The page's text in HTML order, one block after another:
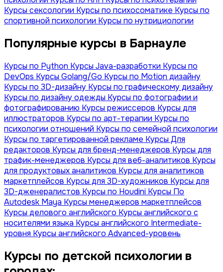
Курсы сексологии Курсы по психосоматике Курсы по
спортивной психологии Курсы по нутрициологии
Популярные курсы в Барнауле
Курсы по Python Курсы Java-разработки Курсы по
DevOps Курсы Golang/Go Курсы по Motion дизайну
Курсы по 3D-дизайну Курсы по графическому дизайну
Курсы по дизайну одежды Курсы по фотографии и
фотографированию Курсы режиссеров Курсы для
иллюстраторов Курсы по арт-терапии Курсы по
психологии отношений Курсы по семейной психологии
Курсы по таргетированной рекламе Курсы Для
редакторов Курсы для бренд-менеджеров Курсы для
трафик-менеджеров Курсы для веб-аналитиков Курсы
для продуктовых аналитиков Курсы для аналитиков
маркетплейсов Курсы для 3D-художников Курсы для
3D-дженералистов Курсы по Houdini Курсы По
Autodesk Maya Курсы менеджеров маркетплейсов
Курсы делового английского Курсы английского с
носителями языка Курсы английского Intermediate-
уровня Курсы английского Advanced-уровень
Курсы по детской психологии в